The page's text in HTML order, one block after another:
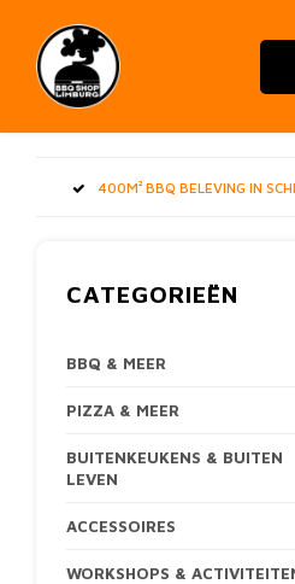
400M² BBQ BELEVING IN
CATEGORIEËN
BBQ & MEER
PIZZA & MEER
BUITENKEUKENS & BUITEN
LEVEN
ACCESSOIRES
WORKSHOPS &